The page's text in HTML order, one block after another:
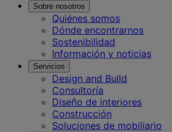
Sobre nosotros
Quiénes somos
Dónde encontrarnos
Sostenibilidad
Información y noticias
Servicios
Design and Build
Consultoría
Diseño de interiores
Construcción
Soluciones de mobiliario